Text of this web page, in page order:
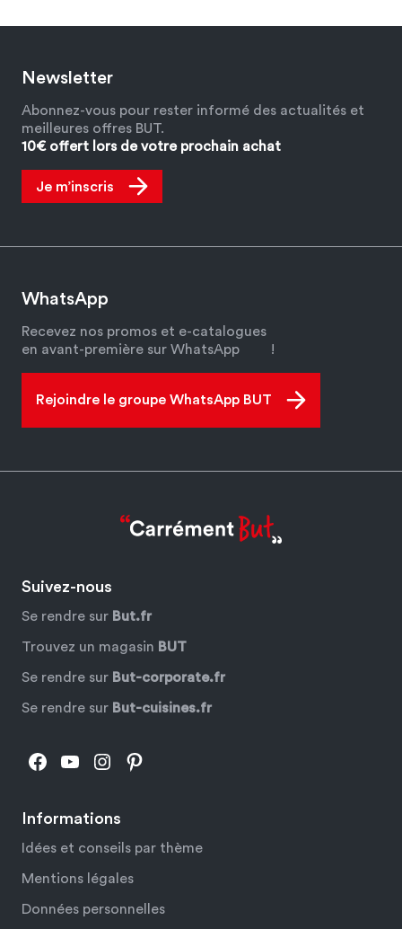
Newsletter
Abonnez-vous pour rester informé des actualités et
meilleures offres BUT.
10€ offert lors de votre prochain achat
Je m’inscris
WhatsApp
Recevez nos promos et e-catalogues
en avant-première sur WhatsApp
!
Rejoindre le groupe WhatsApp BUT
Informations
Idées et conseils par thème
Mentions légales
Données personnelles
Suivez-nous
Se rendre sur But.fr
Trouvez un magasin BUT
Se rendre sur But-corporate.fr
Se rendre sur But-cuisines.fr
Facebook
YouTube
Instagram
Pinterest